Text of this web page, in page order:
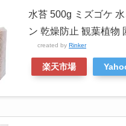
水苔 500g ミズゴケ
ン 乾燥防止 観葉植物
created by Rinker
楽天市場